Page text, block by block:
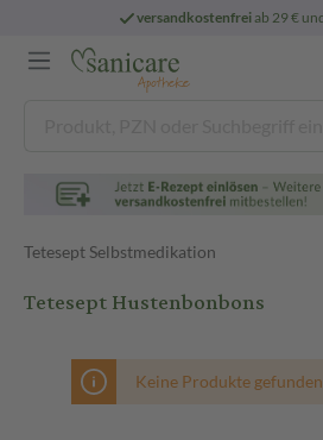
versandkostenfreiab 29 €
Tetesept Selbstmedikation
Tetesept Hustenbonbons
Keine Produkte